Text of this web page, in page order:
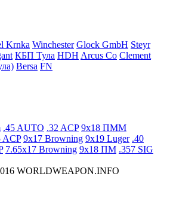
Krnka Winchester Glock GmbH Steyr
КБП Тула HDH Arcus Co Clement
Bersa FN
.45 AUTO .32 ACP 9x18 ПММ
ACP 9x17 Browning 9x19 Luger .40
7.65x17 Browning 9x18 ПМ .357 SIG
WORLDWEAPON.INFO